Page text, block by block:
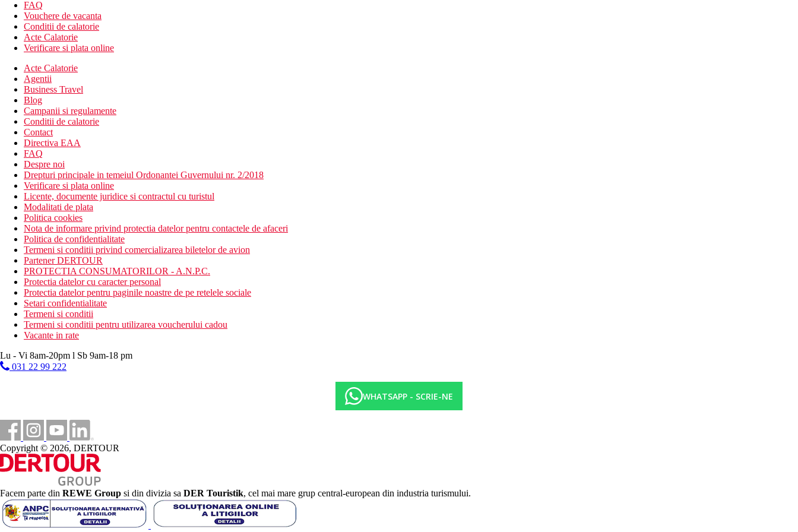
Menaj zilnic
Servicii de curatatorie, spalatorie si calcatorie.
Descrierea hotelului
Receptie 24/7
3 piscine
check-in/check-out express
serviciu de transfer
transfer de la si/sau la aeroport
facilitati pentru persoane cu mobilitate redusa
Descrierea plajei
Plaja Makadi - 200 m
Plaja Cleopatra - 300 m
Plaja Tia Heights Makadi Bay - 350 m
Plaja Fort Arabesque - 800 m
Plaja Stella Makadi - 900 m
Activitati oferite de catre resort
Teren de joaca pentru copii
Teren de tenis
Snorkelling
Facilitati de sporturi nautice
3 piscine, deschise tot timpul anului
Divertisment pentru copii
Divertisment de seara
Aerobic
Tir cu arcul
Muzica/spectacol live
Categoria oficiala
37 km
Centrul orasului
0 m
Magazine
Distanta de cel mai apropiat aeroport
0 m
Distanta pana la plaja
FAQ
Vouchere de vacanta
Conditii de calatorie
Acte Calatorie
Verificare si plata online
Acte Calatorie
Agentii
Business Travel
Blog
Campanii si regulamente
Conditii de calatorie
Contact
Directiva EAA
FAQ
Despre noi
Drepturi principale in temeiul Ordonantei Guvernului nr. 2/2018
Verificare si plata online
Licente, documente juridice si contractul cu turistul
Modalitati de plata
Politica cookies
Nota de informare privind protectia datelor pentru contactele de afaceri
Politica de confidentialitate
Termeni si conditii privind comercializarea biletelor de avion
Partener DERTOUR
PROTECTIA CONSUMATORILOR - A.N.P.C.
Protectia datelor cu caracter personal
Protectia datelor pentru paginile noastre de pe retelele sociale
Setari confidentialitate
Termeni si conditii
Termeni si conditii pentru utilizarea voucherului cadou
Vacante in rate
Lu - Vi 8am-20pm l Sb 9am-18 pm
031 22 99 222
WHATSAPP - SCRIE-NE
Copyright © 2026, DERTOUR
Facem parte din REWE Group si din divizia sa DER Touristik, cel mai mare grup central-european din industria turismului.